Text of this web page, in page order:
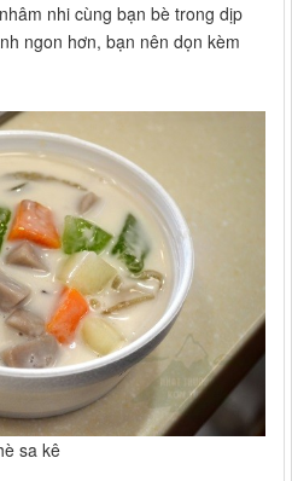
nhi cùng bạn bè trong dịp
ngon hơn, bạn nên dọn kèm
sa kê​